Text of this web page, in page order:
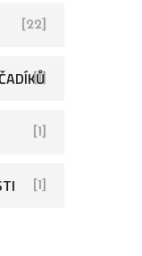
[22]
[1]
[1]
[1]